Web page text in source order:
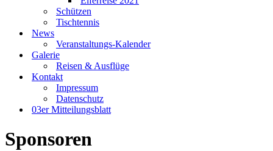
Schützen
Tischtennis
News
Veranstaltungs-Kalender
Galerie
Reisen & Ausflüge
Kontakt
Impressum
Datenschutz
03er Mitteilungsblatt
Sponsoren